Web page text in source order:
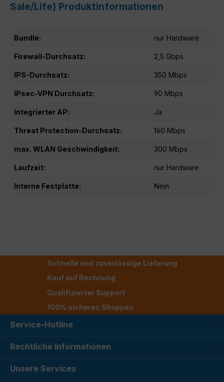
Sale/Life) Produktinformationen
Bundle: nur Hardware
Firewall-Durchsatz: 2,5 Gbps
IPS-Durchsatz: 350 Mbps
IPsec-VPN Durchsatz: 90 Mbps
Integrierter AP: Ja
Threat Protection-Durchsatz: 160 Mbps
max. WLAN Geschwindigkeit: 300 Mbps
Laufzeit: nur Hardware
Interne Festplatte: Nein
Schnelle und zuverlässige Lieferung
Kauf auf Rechnung
Qualifizierter Support
100% sicheres Shoppen
Service-Hotline
Rechtliche Informationen
Unsere Services